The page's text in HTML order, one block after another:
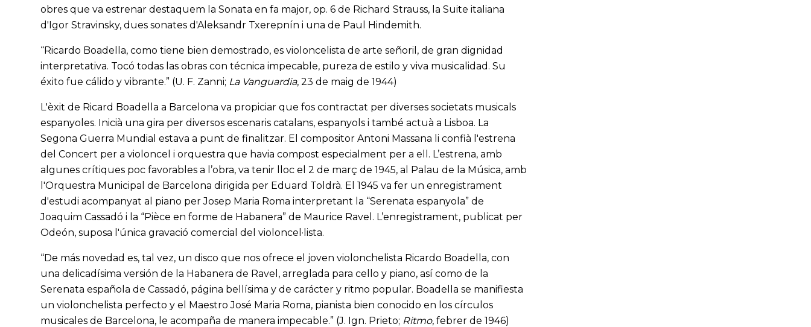
obres que va estrenar destaquem la Sonata en fa major, op. 6 de Richard Strauss, la Suite italiana
d'Igor Stravinsky, dues sonates d'Aleksandr Txerepnín i una de Paul Hindemith.
“Ricardo Boadella, como tiene bien demostrado, es violoncelista de arte señoril, de gran dignidad
interpretativa. Tocó todas las obras con técnica impecable, pureza de estilo y viva musicalidad. Su
éxito fue cálido y vibrante.” (U. F. Zanni; La Vanguardia, 23 de maig de 1944)
L'èxit de Ricard Boadella a Barcelona va propiciar que fos contractat per diverses societats musicals
espanyoles. Inicià una gira per diversos escenaris catalans, espanyols i també actuà a Lisboa. La
Segona Guerra Mundial estava a punt de finalitzar. El compositor Antoni Massana li confià l'estrena
del Concert per a violoncel i orquestra que havia compost especialment per a ell. L’estrena, amb
algunes crítiques poc favorables a l’obra, va tenir lloc el 2 de març de 1945, al Palau de la Música, amb
l'Orquestra Municipal de Barcelona dirigida per Eduard Toldrà. El 1945 va fer un enregistrament
d'estudi acompanyat al piano per Josep Maria Roma interpretant la “Serenata espanyola” de
Joaquim Cassadó i la “Pièce en forme de Habanera” de Maurice Ravel. L’enregistrament, publicat per
Odeón, suposa l'única gravació comercial del violoncel·lista.
“De más novedad es, tal vez, un disco que nos ofrece el joven violonchelista Ricardo Boadella, con
una delicadísima versión de la Habanera de Ravel, arreglada para cello y piano, así como de la
Serenata española de Cassadó, página bellísima y de carácter y ritmo popular. Boadella se manifiesta
un violonchelista perfecto y el Maestro José Maria Roma, pianista bien conocido en los círculos
musicales de Barcelona, le acompaña de manera impecable.” (J. Ign. Prieto; Ritmo, febrer de 1946)